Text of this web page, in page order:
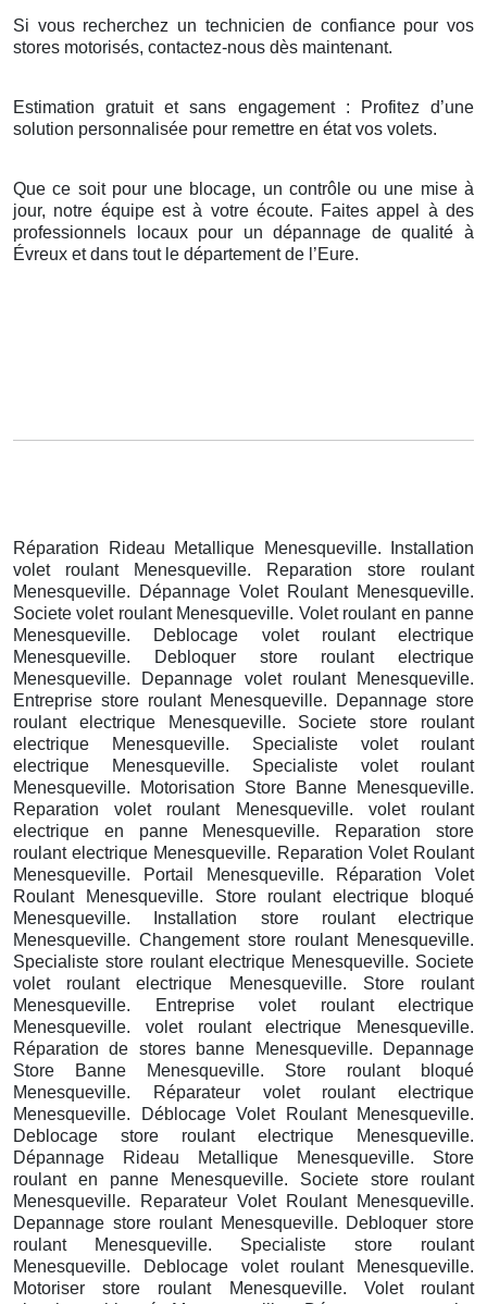
Si vous recherchez un technicien de confiance pour vos
stores motorisés, contactez-nous dès maintenant.
Estimation gratuit et sans engagement : Profitez d’une
solution personnalisée pour remettre en état vos volets.
Que ce soit pour une blocage, un contrôle ou une mise à
jour, notre équipe est à votre écoute. Faites appel à des
professionnels locaux pour un dépannage de qualité à
Évreux et dans tout le département de l’Eure.
Réparation Rideau Metallique Menesqueville. Installation
volet roulant Menesqueville. Reparation store roulant
Menesqueville. Dépannage Volet Roulant Menesqueville.
Societe volet roulant Menesqueville. Volet roulant en panne
Menesqueville. Deblocage volet roulant electrique
Menesqueville. Debloquer store roulant electrique
Menesqueville. Depannage volet roulant Menesqueville.
Entreprise store roulant Menesqueville. Depannage store
roulant electrique Menesqueville. Societe store roulant
electrique Menesqueville. Specialiste volet roulant
electrique Menesqueville. Specialiste volet roulant
Menesqueville. Motorisation Store Banne Menesqueville.
Reparation volet roulant Menesqueville. volet roulant
electrique en panne Menesqueville. Reparation store
roulant electrique Menesqueville. Reparation Volet Roulant
Menesqueville. Portail Menesqueville. Réparation Volet
Roulant Menesqueville. Store roulant electrique bloqué
Menesqueville. Installation store roulant electrique
Menesqueville. Changement store roulant Menesqueville.
Specialiste store roulant electrique Menesqueville. Societe
volet roulant electrique Menesqueville. Store roulant
Menesqueville. Entreprise volet roulant electrique
Menesqueville. volet roulant electrique Menesqueville.
Réparation de stores banne Menesqueville. Depannage
Store Banne Menesqueville. Store roulant bloqué
Menesqueville. Réparateur volet roulant electrique
Menesqueville. Déblocage Volet Roulant Menesqueville.
Deblocage store roulant electrique Menesqueville.
Dépannage Rideau Metallique Menesqueville. Store
roulant en panne Menesqueville. Societe store roulant
Menesqueville. Reparateur Volet Roulant Menesqueville.
Depannage store roulant Menesqueville. Debloquer store
roulant Menesqueville. Specialiste store roulant
Menesqueville. Deblocage volet roulant Menesqueville.
Motoriser store roulant Menesqueville. Volet roulant